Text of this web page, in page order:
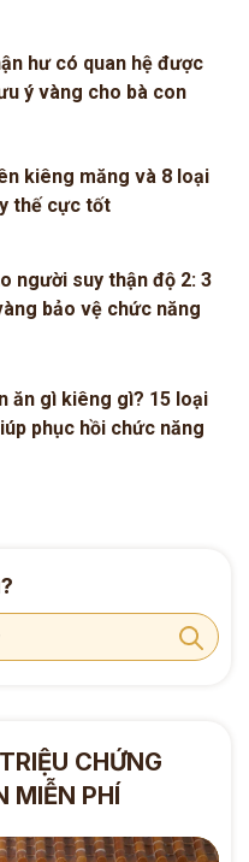
hư có quan hệ được
ý vàng cho bà con
kiêng măng và 8 loại
thế cực tốt
người suy thận độ 2: 3
bảo vệ chức năng
ăn gì kiêng gì? 15 loại
phục hồi chức năng
CHỨNG
MIỄN PHÍ